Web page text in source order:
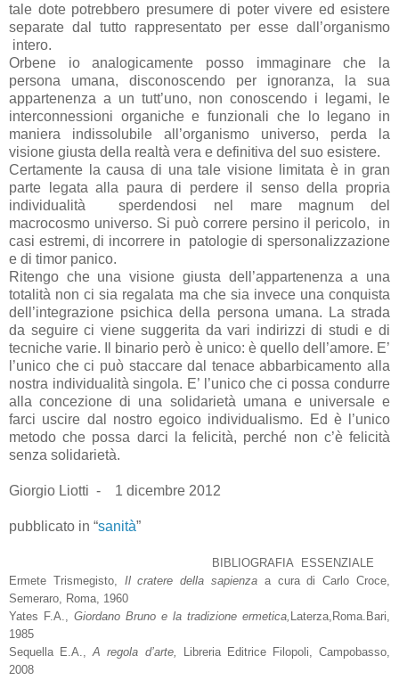
tale dote potrebbero presumere di poter vivere ed esistere
separate dal tutto rappresentato per esse dall’organismo
intero.
Orbene io analogicamente posso immaginare che la
persona umana, disconoscendo per ignoranza, la sua
appartenenza a un tutt’uno, non conoscendo i legami, le
interconnessioni organiche e funzionali che lo legano in
maniera indissolubile all’organismo universo, perda la
visione giusta della realtà vera e definitiva del suo esistere.
Certamente la causa di una tale visione limitata è in gran
parte legata alla paura di perdere il senso della propria
individualità sperdendosi nel mare magnum del
macrocosmo universo. Si può correre persino il pericolo, in
casi estremi, di incorrere in patologie di spersonalizzazione
e di timor panico.
Ritengo che una visione giusta dell’appartenenza a una
totalità non ci sia regalata ma che sia invece una conquista
dell’integrazione psichica della persona umana. La strada
da seguire ci viene suggerita da vari indirizzi di studi e di
tecniche varie. Il binario però è unico: è quello dell’amore. E’
l’unico che ci può staccare dal tenace abbarbicamento alla
nostra individualità singola. E’ l’unico che ci possa condurre
alla concezione di una solidarietà umana e universale e
farci uscire dal nostro egoico individualismo. Ed è l’unico
metodo che possa darci la felicità, perché non c’è felicità
senza solidarietà.
Giorgio Liotti - 1 dicembre 2012
pubblicato in “sanità”
BIBLIOGRAFIA ESSENZIALE
Ermete Trismegisto,
Il cratere della sapienza a cura di Carlo Croce,
Semeraro, Roma, 1960
Yates F.A., Giordano Bruno e la tradizione ermetica,
Laterza,Roma.Bari,
1985
Sequella E.A.,A regola d’arte,
Libreria Editrice Filopoli, Campobasso,
2008